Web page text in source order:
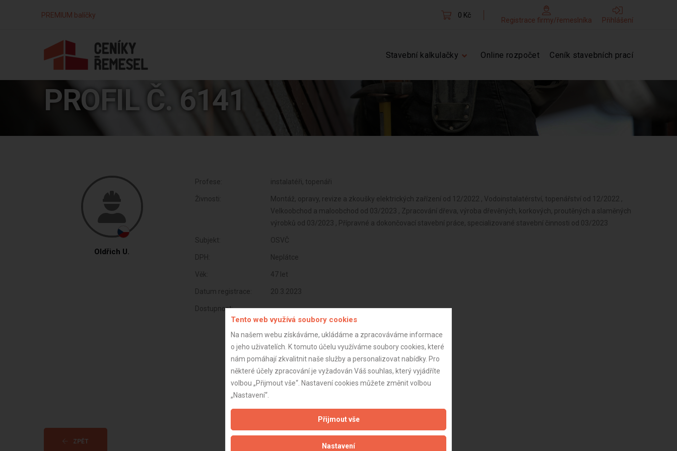
PREMIUM balíčky 0 Kč
Registrace firmy/řemeslníka Přihlášení
Stavební kalkulačky Online rozpočet Ceník stavebních prací
PROFIL Č. 6141
Oldřich U.
Profese: instalatéři, topenáři
Živnosti:
Montáž, opravy, revize a zkoušky elektrických zařízení od 12/2022 , Vodoinstalatérství, topenářství od 12/2022 ,
Velkoobchod a maloobchod od 03/2023 , Zpracování dřeva, výroba dřevěných, korkových, proutěných a slaměných
výrobků od 03/2023 , Přípravné a dokončovací stavební práce, specializované stavební činnosti od 03/2023
Subjekt: OSVČ
DPH: Neplátce
Věk: 47 let
Datum registrace: 20.3.2023
Dostupnost:
ZPĚT Aktualizováno z portálu ARES dne 01.12.2025 22:02:07
Tento web využívá soubory cookies
Na našem webu získáváme, ukládáme a zpracováváme informace
o jeho uživatelích. K tomuto účelu využíváme soubory cookies, které
nám pomáhají zkvalitnit naše služby a personalizovat nabídky. Pro
některé účely zpracování je vyžadován Váš souhlas, který vyjádříte
volbou „Přijmout vše“. Nastavení cookies můžete změnit volbou
„Nastavení“.
Přijmout vše
Nastavení